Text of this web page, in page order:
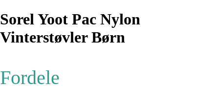
Sorel Yoot Pac Nylon
Vinterstøvler Børn
Fordele